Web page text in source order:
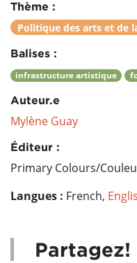
Thème :
Politique des arts et de
Balises :
infrastructure artistique
Auteur.e
Mylène Guay
Éditeur :
Primary Colours/
Langues : French,
Partagez!